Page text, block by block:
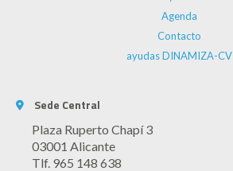
Agenda
Contacto
ayudas DINAMIZA-CV
Sede Central
Plaza Ruperto Chapí 3
03001 Alicante
Tlf. 965 148 638